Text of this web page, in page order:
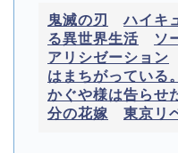
鬼滅の刃 ハイキ
る異世界生活
ソ
アリシゼーション
はまちがっている。
かぐや様は告らせ
分の花嫁
東京リ